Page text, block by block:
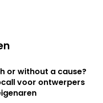
or without a cause?
voor ontwerpers